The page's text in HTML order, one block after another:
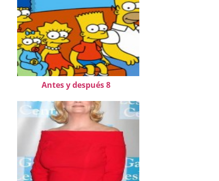
Antes y después 8